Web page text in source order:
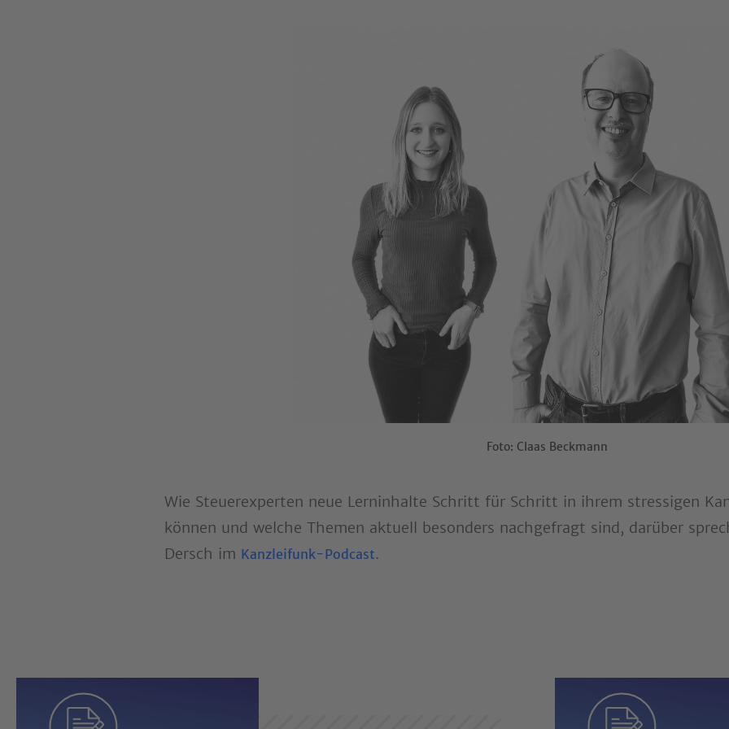
Foto: Claas Beckmann
Wie Steuerexperten neue Lerninhalte Schritt für Schritt in ihrem stressigen
können und welche Themen aktuell besonders nachgefragt sind, darüber
Dersch im Kanzleifunk-Podcast.